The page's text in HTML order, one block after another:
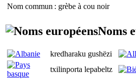
Nom commun : grèbe à cou noir
Noms
kredharaku gushëzi
txilinporta lepabeltz